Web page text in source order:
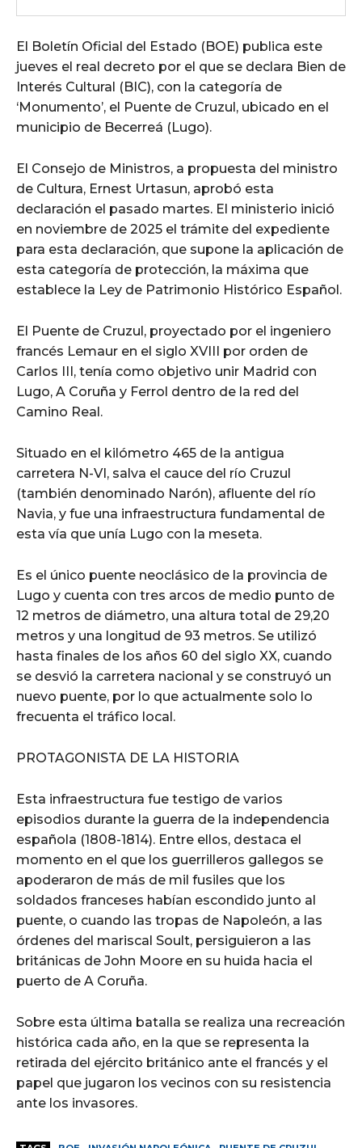
El Boletín Oficial del Estado (BOE) publica este
jueves el real decreto por el que se declara Bien de
Interés Cultural (BIC), con la categoría de
‘Monumento’, el Puente de Cruzul, ubicado en el
municipio de Becerreá (Lugo).
El Consejo de Ministros, a propuesta del ministro
de Cultura, Ernest Urtasun, aprobó esta
declaración el pasado martes. El ministerio inició
en noviembre de 2025 el trámite del expediente
para esta declaración, que supone la aplicación de
esta categoría de protección, la máxima que
establece la Ley de Patrimonio Histórico Español.
El Puente de Cruzul, proyectado por el ingeniero
francés Lemaur en el siglo XVIII por orden de
Carlos III, tenía como objetivo unir Madrid con
Lugo, A Coruña y Ferrol dentro de la red del
Camino Real.
Situado en el kilómetro 465 de la antigua
carretera N-VI, salva el cauce del río Cruzul
(también denominado Narón), afluente del río
Navia, y fue una infraestructura fundamental de
esta vía que unía Lugo con la meseta.
Es el único puente neoclásico de la provincia de
Lugo y cuenta con tres arcos de medio punto de
12 metros de diámetro, una altura total de 29,20
metros y una longitud de 93 metros. Se utilizó
hasta finales de los años 60 del siglo XX, cuando
se desvió la carretera nacional y se construyó un
nuevo puente, por lo que actualmente solo lo
frecuenta el tráfico local.
PROTAGONISTA DE LA HISTORIA
Esta infraestructura fue testigo de varios
episodios durante la guerra de la independencia
española (1808-1814). Entre ellos, destaca el
momento en el que los guerrilleros gallegos se
apoderaron de más de mil fusiles que los
soldados franceses habían escondido junto al
puente, o cuando las tropas de Napoleón, a las
órdenes del mariscal Soult, persiguieron a las
británicas de John Moore en su huida hacia el
puerto de A Coruña.
Sobre esta última batalla se realiza una recreación
histórica cada año, en la que se representa la
retirada del ejército británico ante el francés y el
papel que jugaron los vecinos con su resistencia
ante los invasores.